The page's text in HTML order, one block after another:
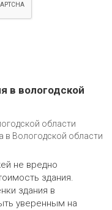
в вологодской
области
в Вологодской области
не вредно
здания.
здания в
уверенным на